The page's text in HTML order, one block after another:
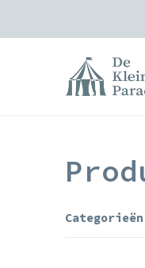
Categorieën